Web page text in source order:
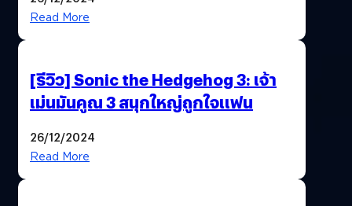
Read More
[รีวิว] Sonic the Hedgehog 3: เจ้า
เม่นมันคูณ 3 สนุกใหญ่ถูกใจแฟน
26/12/2024
Read More